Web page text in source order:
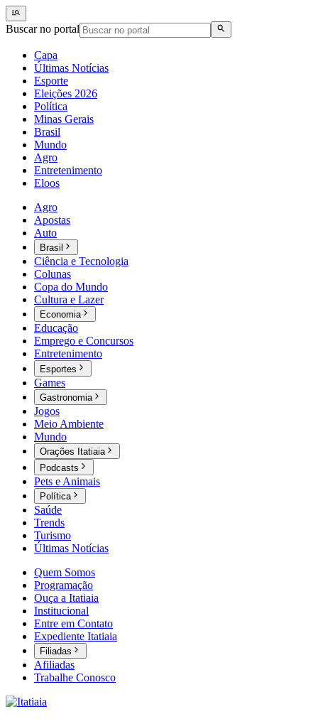
Buscar no portal
Capa
Últimas Notícias
Esporte
Eleições 2026
Política
Minas Gerais
Brasil
Mundo
Agro
Entretenimento
Eloos
Agro
Apostas
Auto
Brasil
Ciência e Tecnologia
Colunas
Copa do Mundo
Cultura e Lazer
Economia
Educação
Emprego e Concursos
Entretenimento
Esportes
Games
Gastronomia
Jogos
Meio Ambiente
Mundo
Orações Itatiaia
Podcasts
Pets e Animais
Política
Saúde
Trends
Turismo
Últimas Notícias
Quem Somos
Programação
Ouça a Itatiaia
Institucional
Entre em Contato
Expediente Itatiaia
Filiadas
Afiliadas
Trabalhe Conosco